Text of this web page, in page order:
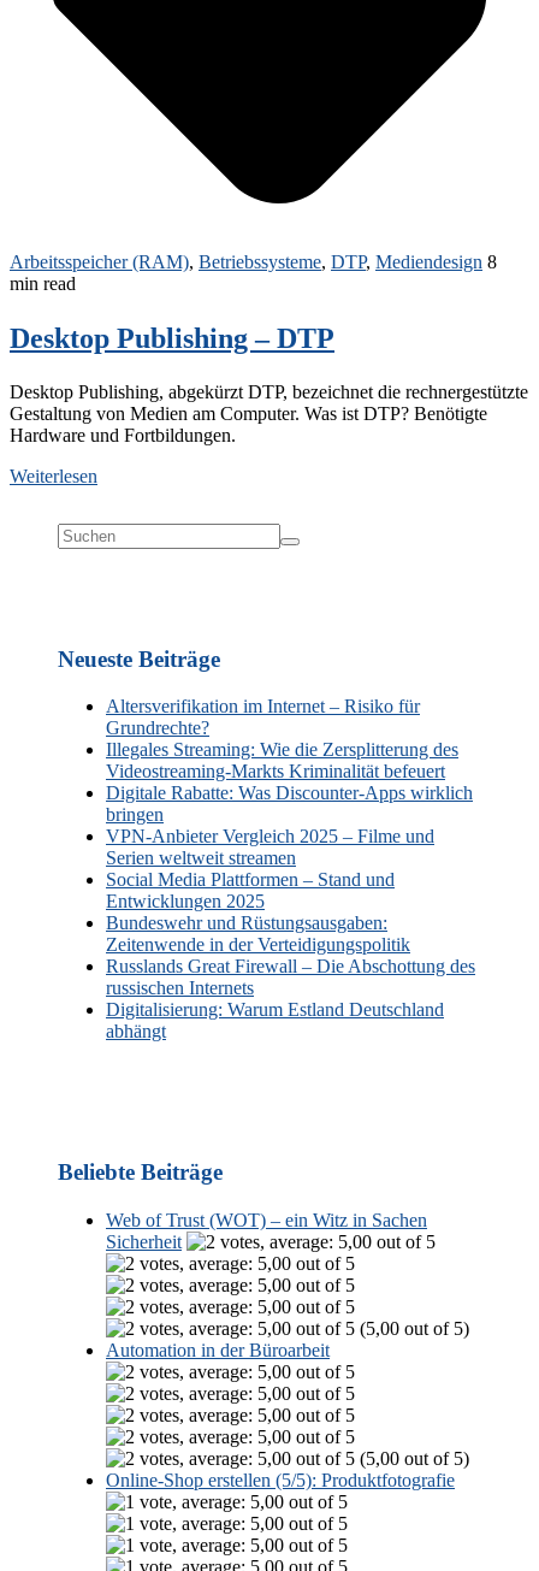
Arbeitsspeicher (RAM), Betriebssysteme, DTP, Mediendesign 8
min read
Desktop Publishing – DTP
Desktop Publishing, abgekürzt DTP, bezeichnet die rechnergestützte
Gestaltung von Medien am Computer. Was ist DTP? Benötigte
Hardware und Fortbildungen.
Weiterlesen
Neueste Beiträge
Altersverifikation im Internet – Risiko für
Grundrechte?
Illegales Streaming: Wie die Zersplitterung des
Videostreaming-Markts Kriminalität befeuert
Digitale Rabatte: Was Discounter-Apps wirklich
bringen
VPN-Anbieter Vergleich 2025 – Filme und
Serien weltweit streamen
Social Media Plattformen – Stand und
Entwicklungen 2025
Bundeswehr und Rüstungsausgaben:
Zeitenwende in der Verteidigungspolitik
Russlands Great Firewall – Die Abschottung des
russischen Internets
Digitalisierung: Warum Estland Deutschland
abhängt
Beliebte Beiträge
Web of Trust (WOT) – ein Witz in Sachen
Sicherheit
(5,00 out of 5)
Automation in der Büroarbeit
(5,00 out of 5)
Online-Shop erstellen (5/5): Produktfotografie